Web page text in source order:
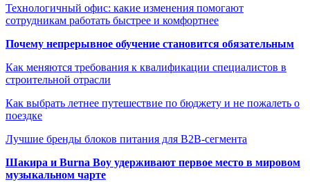
Технологичный офис: какие изменения помогают
сотрудникам работать быстрее и комфортнее
Почему непрерывное обучение становится обязательным
Как меняются требования к квалификации специалистов в
строительной отрасли
Как выбрать летнее путешествие по бюджету и не пожалеть о
поездке
Лучшие бренды блоков питания для B2B-сегмента
Шакира и Burna Boy удерживают первое место в мировом
музыкальном чарте